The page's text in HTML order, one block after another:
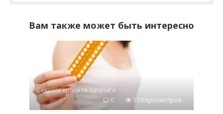
Вам также может быть интересно
Секрети краси та здоров'я
0
510 просмотров